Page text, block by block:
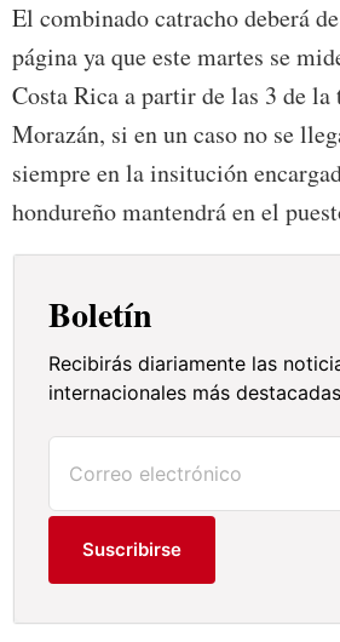
El combinado catracho deberá
página ya que este martes se
Costa Rica a partir de las 3 de la
Morazán, si en un caso no se
siempre en la insitución
hondureño mantendrá en el
Boletín
Recibirás diariamente las
internacionales más
Suscribirse